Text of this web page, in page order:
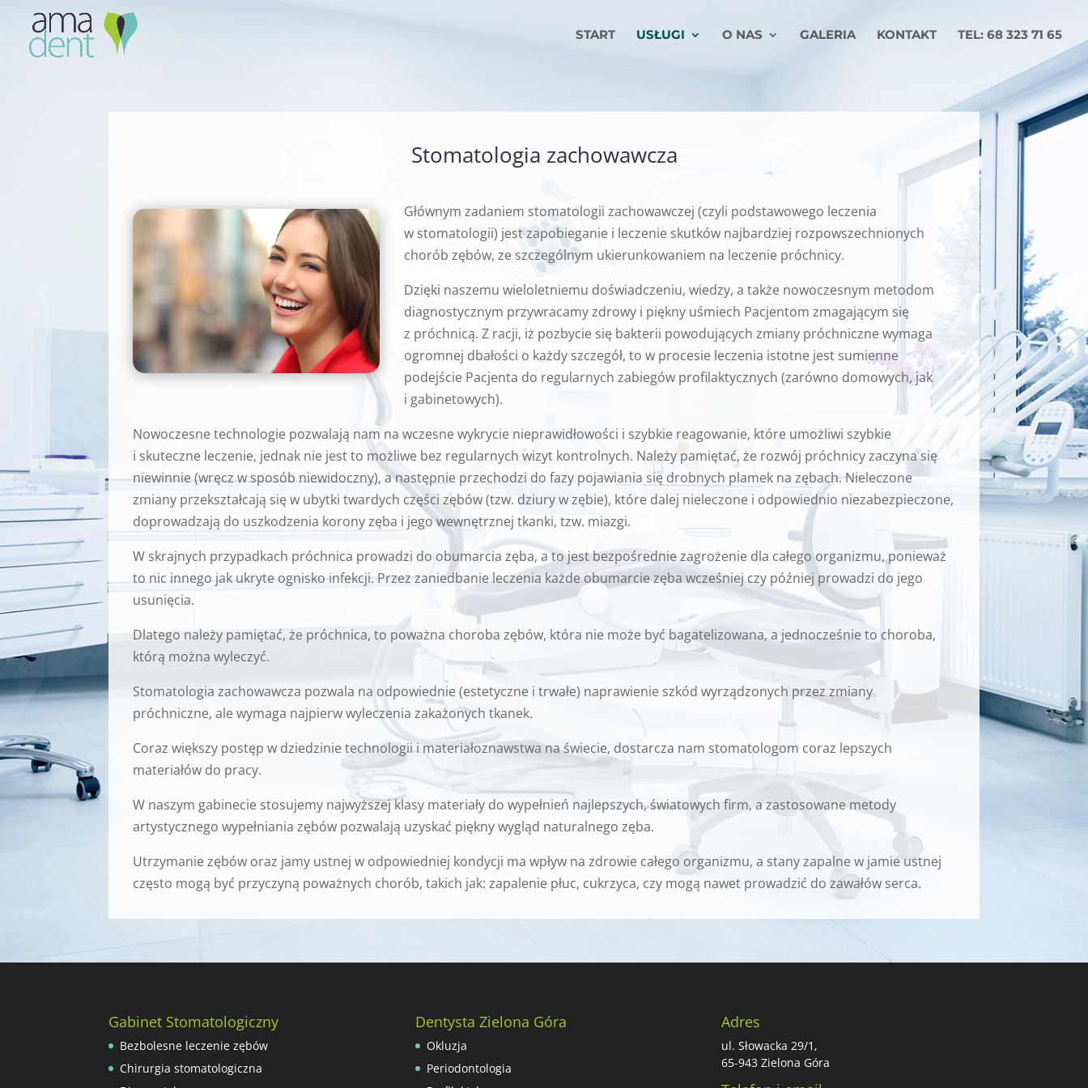
START USŁUGI O NAS GALERIA KONTAKT TEL: 68 323 71 65
Stomatologia zachowawcza
Głównym zadaniem stomatologii zachowawczej (czyli podstawowego leczenia
w stomatologii) jest zapobieganie i leczenie skutków najbardziej rozpowszechnionych
chorób zębów, ze szczególnym ukierunkowaniem na leczenie próchnicy.
Dzięki naszemu wieloletniemu doświadczeniu, wiedzy, a także nowoczesnym metodom
diagnostycznym przywracamy zdrowy i piękny uśmiech Pacjentom zmagającym się
z próchnicą. Z racji, iż pozbycie się bakterii powodujących zmiany próchniczne wymaga
ogromnej dbałości o każdy szczegół, to w procesie leczenia istotne jest sumienne
podejście Pacjenta do regularnych zabiegów profilaktycznych (zarówno domowych, jak
i gabinetowych).
Nowoczesne technologie pozwalają nam na wczesne wykrycie nieprawidłowości i szybkie reagowanie, które umożliwi szybkie
i skuteczne leczenie, jednak nie jest to możliwe bez regularnych wizyt kontrolnych. Należy pamiętać, że rozwój próchnicy zaczyna się
niewinnie (wręcz w sposób niewidoczny), a następnie przechodzi do fazy pojawiania się drobnych plamek na zębach. Nieleczone
zmiany przekształcają się w ubytki twardych części zębów (tzw. dziury w zębie), które dalej nieleczone i odpowiednio niezabezpieczone,
doprowadzają do uszkodzenia korony zęba i jego wewnętrznej tkanki, tzw. miazgi.
W skrajnych przypadkach próchnica prowadzi do obumarcia zęba, a to jest bezpośrednie zagrożenie dla całego organizmu, ponieważ
to nic innego jak ukryte ognisko infekcji. Przez zaniedbanie leczenia każde obumarcie zęba wcześniej czy później prowadzi do jego
usunięcia.
Dlatego należy pamiętać, że próchnica, to poważna choroba zębów, która nie może być bagatelizowana, a jednocześnie to choroba,
którą można wyleczyć.
Stomatologia zachowawcza pozwala na odpowiednie (estetyczne i trwałe) naprawienie szkód wyrządzonych przez zmiany
próchniczne, ale wymaga najpierw wyleczenia zakażonych tkanek.
Coraz większy postęp w dziedzinie technologii i materiałoznawstwa na świecie, dostarcza nam stomatologom coraz lepszych
materiałów do pracy.
W naszym gabinecie stosujemy najwyższej klasy materiały do wypełnień najlepszych, światowych firm, a zastosowane metody
artystycznego wypełniania zębów pozwalają uzyskać piękny wygląd naturalnego zęba.
Utrzymanie zębów oraz jamy ustnej w odpowiedniej kondycji ma wpływ na zdrowie całego organizmu, a stany zapalne w jamie ustnej
często mogą być przyczyną poważnych chorób, takich jak: zapalenie płuc, cukrzyca, czy mogą nawet prowadzić do zawałów serca.
Gabinet Stomatologiczny
Bezbolesne leczenie zębów
Chirurgia stomatologiczna
Dentysta Zielona Góra
Okluzja
Periodontologia
Adres
ul. Słowacka 29/1,
65-943 Zielona Góra